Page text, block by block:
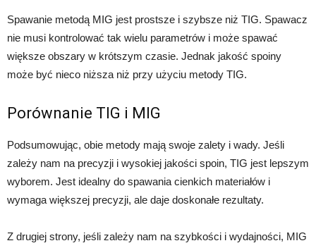
Spawanie metodą MIG jest prostsze i szybsze niż TIG. Spawacz
nie musi kontrolować tak wielu parametrów i może spawać
większe obszary w krótszym czasie. Jednak jakość spoiny
może być nieco niższa niż przy użyciu metody TIG.
Porównanie TIG i MIG
Podsumowując, obie metody mają swoje zalety i wady. Jeśli
zależy nam na precyzji i wysokiej jakości spoin, TIG jest lepszym
wyborem. Jest idealny do spawania cienkich materiałów i
wymaga większej precyzji, ale daje doskonałe rezultaty.
Z drugiej strony, jeśli zależy nam na szybkości i wydajności, MIG